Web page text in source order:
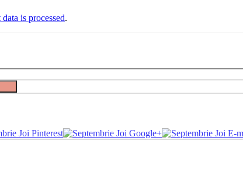
is processed.